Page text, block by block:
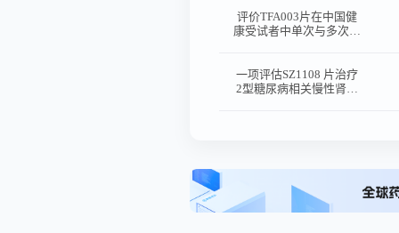
评价TFA003片在中国健
康受试者中单次与多次给
双盲、安慰剂对照I期临
床试验
一项评估SZ1108 片治疗
2型糖尿病相关慢性肾脏